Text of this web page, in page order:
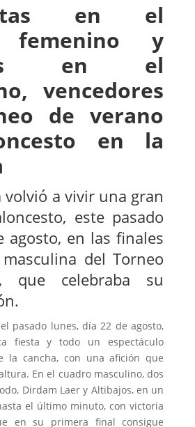
en el
femenino y
en el
vencedores
de verano
en la
volvió a vivir una gran
este pasado
agosto, en las finales
del Torneo
que celebraba su
pasado lunes, día 22 de agosto,
fiesta y todo un espectáculo
la cancha, con una afición que
En el cuadro masculino, dos
Dirdam Laer y Altibajos, en un
el último minuto, con victoria
en su primera final consigue